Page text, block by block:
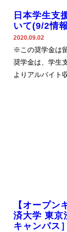
日本学生支
いて(9/2情
2020.09.02
※この奨学金は
奨学金は、学生
よりアルバイト
【オープン
済大学 東京
キャンパス